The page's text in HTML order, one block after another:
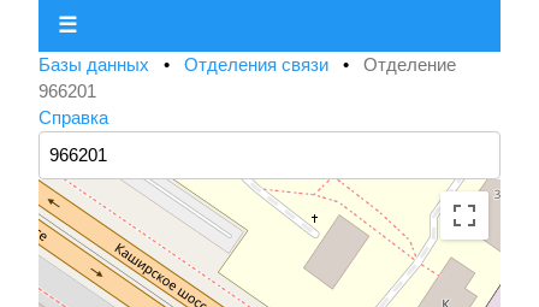
☰
Базы данных • Отделения связи • Отделение
966201
Справка